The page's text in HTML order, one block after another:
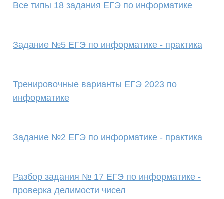
Все типы 18 задания ЕГЭ по информатике
Задание №5 ЕГЭ по информатике - практика
Тренировочные варианты ЕГЭ 2023 по
информатике
Задание №2 ЕГЭ по информатике - практика
Разбор задания № 17 ЕГЭ по информатике -
проверка делимости чисел